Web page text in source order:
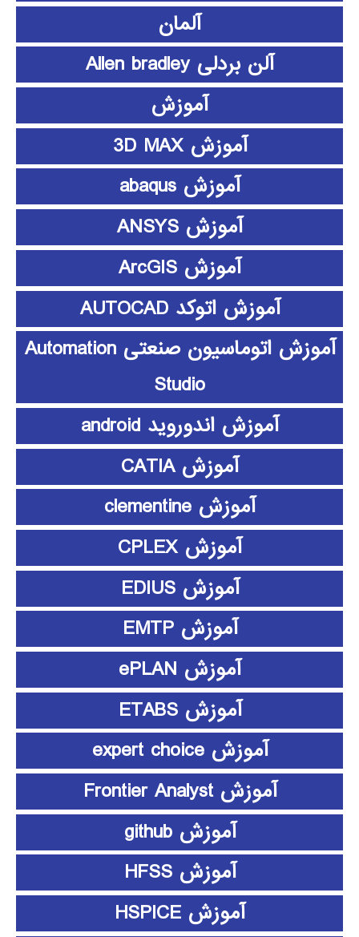
آلمان
آلن بردلی Allen bradley
آموزش
آموزش 3D MAX
آموزش abaqus
آموزش ANSYS
آموزش ArcGIS
آموزش اتوکد AUTOCAD
آموزش اتوماسیون صنعتی Automation
Studio
آموزش اندوروید android
آموزش CATIA
آموزش clementine
آموزش CPLEX
آموزش EDIUS
آموزش EMTP
آموزش ePLAN
آموزش ETABS
آموزش expert choice
آموزش Frontier Analyst
آموزش github
آموزش HFSS
آموزش HSPICE